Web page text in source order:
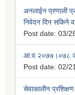
अनलाईन प्रणाली
निवेदन दिन सकिने
Post date: 03/
आ.व.२०७७।०७८ को
Post date: 02/
सेवाकालीन